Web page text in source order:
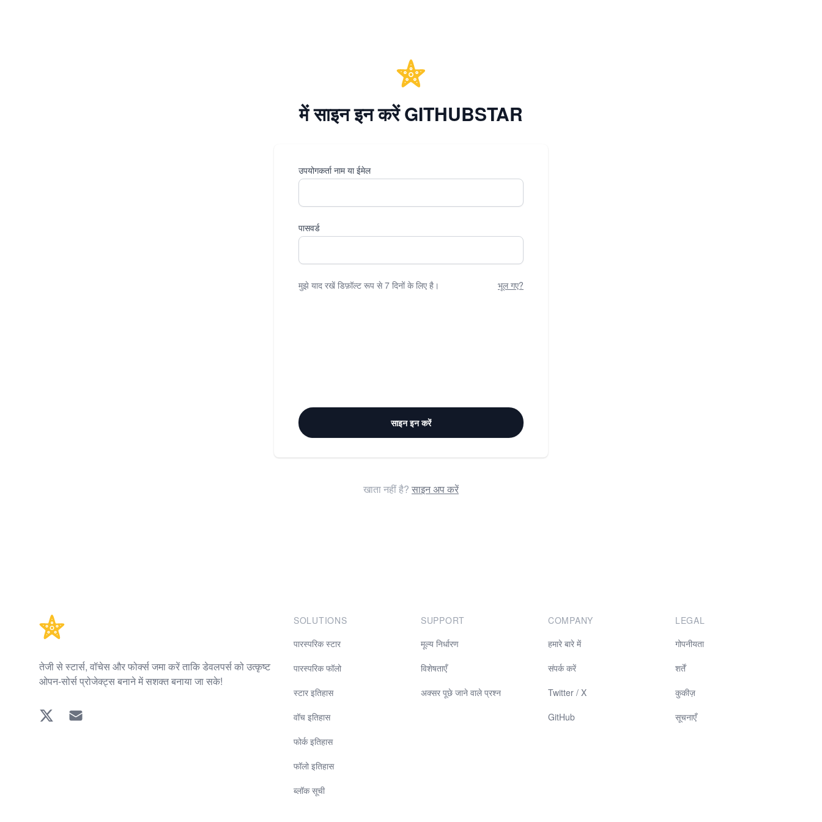
में साइन इन करें GITHUBSTAR
उपयोगकर्ता नाम या ईमेल
पासवर्ड
मुझे याद रखें डिफ़ॉल्ट रूप से 7 दिनों के लिए है। भूल गए?
साइन इन करें
खाता नहीं है? साइन अप करें
तेजी से स्टार्स, वॉचेस और फोर्क्स जमा करें ताकि डेवलपर्स को उत्कृष्ट
ओपन-सोर्स प्रोजेक्ट्स बनाने में सशक्त बनाया जा सके!
Twitter EMAIL
SOLUTIONS
पारस्परिक स्टार
पारस्परिक फॉलो
स्टार इतिहास
वॉच इतिहास
फोर्क इतिहास
फॉलो इतिहास
ब्लॉक सूची
SUPPORT
मूल्य निर्धारण
विशेषताएँ
अक्सर पूछे जाने वाले प्रश्न
COMPANY
हमारे बारे में
संपर्क करें
Twitter / X
GitHub
LEGAL
गोपनीयता
शर्तें
कुकीज़
सूचनाएँ